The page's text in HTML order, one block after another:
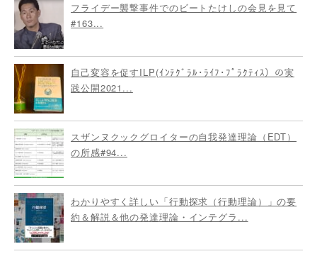
フライデー襲撃事件でのビートたけしの会見を見て
#163...
自己変容を促すILP(ｲﾝﾃｸﾞﾗﾙ･ﾗｲﾌ･ﾌﾟﾗｸﾃｨｽ）の実
践公開2021...
スザンヌクックグロイターの自我発達理論（EDT）
の所感#94...
わかりやすく詳しい「行動探求（行動理論）」の要
約＆解説＆他の発達理論・インテグラ...